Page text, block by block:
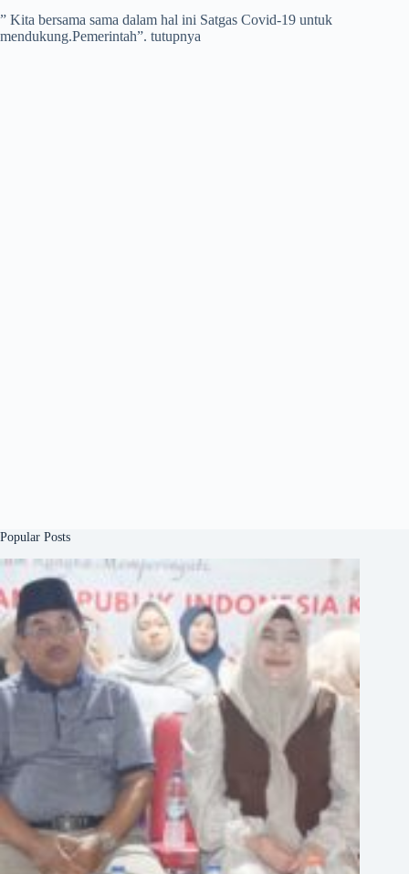
” Kita bersama sama dalam hal ini Satgas Covid-19 untuk
mendukung.Pemerintah”. tutupnya
Popular Posts